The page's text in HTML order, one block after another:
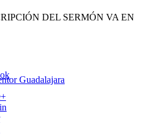
Guadalajara
DEL SERMÓN VA EN